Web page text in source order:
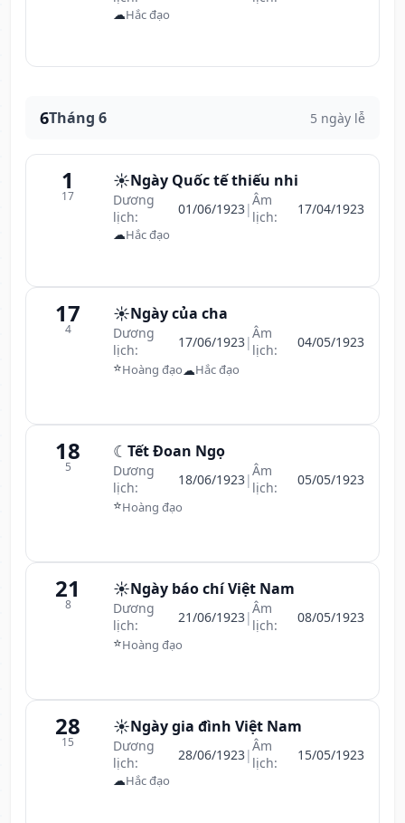
☁Hắc đạo
6Tháng 6 5 ngày lễ
1
17
☀️Ngày Quốc tế thiếu nhi
Dương
lịch:
01/06/1923|Âm
lịch:
17/04/1923
☁Hắc đạo
17
4
☀️Ngày của cha
Dương
lịch:
17/06/1923|Âm
lịch:
04/05/1923
⭐Hoàng đạo☁Hắc đạo
18
5
☾ Tết Đoan Ngọ
Dương
lịch:
18/06/1923|Âm
lịch:
05/05/1923
⭐Hoàng đạo
21
8
☀️Ngày báo chí Việt Nam
Dương
lịch:
21/06/1923|Âm
lịch:
08/05/1923
⭐Hoàng đạo
28
15
☀️Ngày gia đình Việt Nam
Dương
lịch:
28/06/1923|Âm
lịch:
15/05/1923
☁Hắc đạo